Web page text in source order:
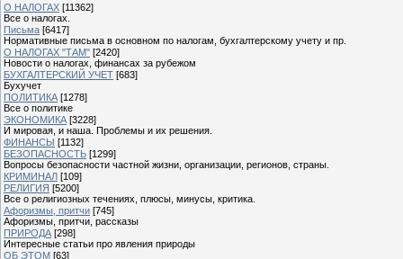
О НАЛОГАХ [11362]
Все о налогах.
Письма [6417]
Нормативные письма в основном по налогам, бухгалтерскому учету и пр.
О НАЛОГАХ "ТАМ" [2420]
Новости о налогах, финансах за рубежом
БУХГАЛТЕРСКИЙ УЧЕТ [683]
Бухучет
ПОЛИТИКА [1278]
Все о политике
ЭКОНОМИКА [3228]
И мировая, и наша. Проблемы и их решения.
ФИНАНСЫ [1132]
БЕЗОПАСНОСТЬ [1299]
Вопросы безопасности частной жизни, организации, регионов, страны.
КРИМИНАЛ [109]
РЕЛИГИЯ [5200]
Все о религиозных течениях, плюсы, минусы, критика.
Афоризмы, притчи [745]
Афоризмы, притчи, рассказы
ПРИРОДА [298]
Интересные статьи про явления природы
ОБ ЭТОМ [63]